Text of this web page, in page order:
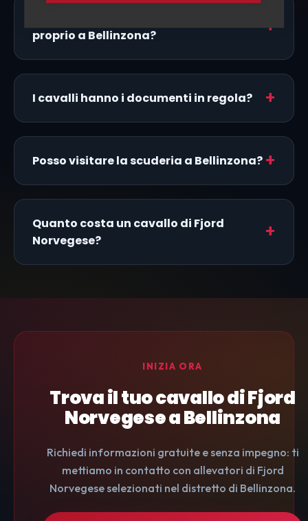
proprio a Bellinzona?
I cavalli hanno i documenti in regola?
Posso visitare la scuderia a Bellinzona?
Quanto costa un cavallo di Fjord
Norvegese?
INIZIA ORA
Trova il tuo cavallo di Fjord
Norvegese a Bellinzona
Richiedi informazioni gratuite e senza impegno: ti
mettiamo in contatto con allevatori di Fjord
Norvegese selezionati nel distretto di Bellinzona.